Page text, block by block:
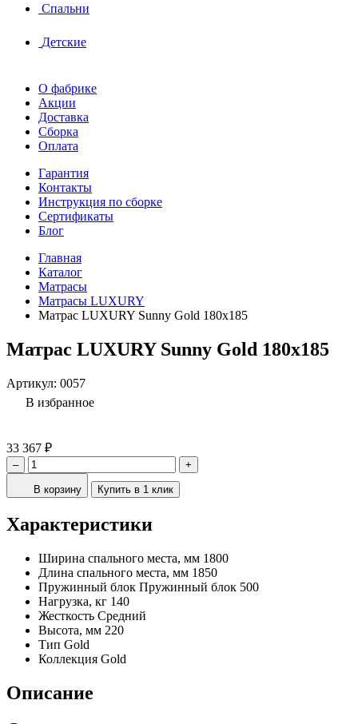
Спальни
Детские
О фабрике
Акции
Доставка
Сборка
Оплата
Гарантия
Контакты
Инструкция по сборке
Сертификаты
Блог
Главная
Каталог
Матрасы
Матрасы LUXURY
Матрас LUXURY Sunny Gold 180x185
Матрас LUXURY Sunny Gold 180x185
Артикул: 0057
В избранное
33 367 ₽
– +
В корзину Купить в 1 клик
Характеристики
Ширина спального места, мм 1800
Длина спального места, мм 1850
Пружинный блок Пружинный блок 500
Нагрузка, кг 140
Жесткость Средний
Высота, мм 220
Тип Gold
Коллекция Gold
Описание